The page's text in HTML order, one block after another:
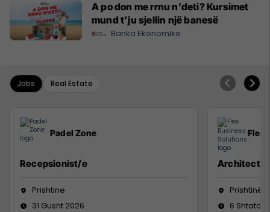
A po don me rrnu n’deti? Kursimet
mund t’ju sjellin një banesë
Banka Ekonomike
Jobs Real Estate
Padel Zone
Recepsionist/e
Prishtine
31 Gusht 2026
Flex
Architect
Prishtinë
6 Shtator